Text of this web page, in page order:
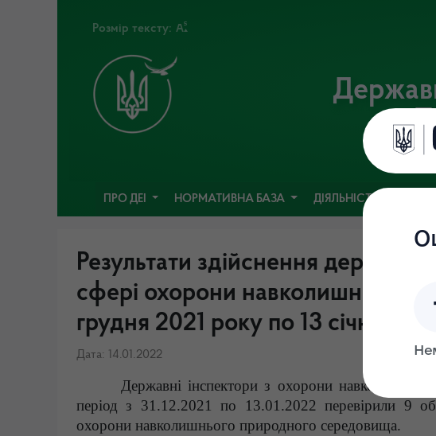
Розмір тексту:
ПРО ДЕІ НОРМАТИВНА БАЗА ДІЯЛЬНІСТЬ
Результати здійснення
сфері охорони навколишнього
грудня 2021 року по 13 січня
Дата: 14.01.2022
Державні інспектори з охорони
період з 31.12.2021 по 13.01.2022 перевірили 9
охорони навколишнього природного середовища.